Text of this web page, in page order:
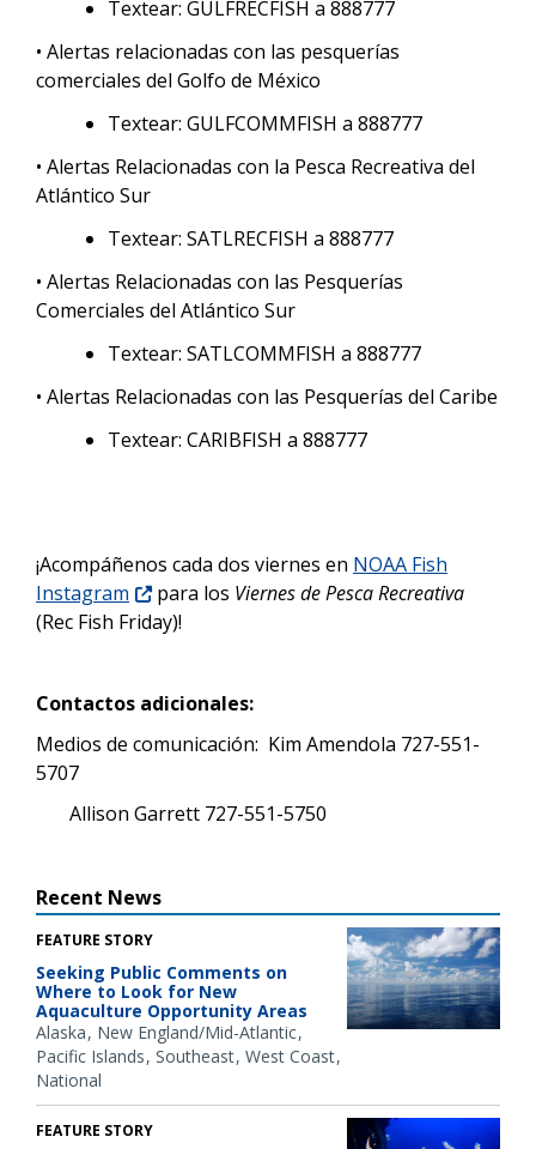
Textear: GULFRECFISH a 888777
• Alertas relacionadas con las pesquerías
comerciales del Golfo de México
Textear: GULFCOMMFISH a 888777
• Alertas Relacionadas con la Pesca Recreativa del
Atlántico Sur
Textear: SATLRECFISH a 888777
• Alertas Relacionadas con las Pesquerías
Comerciales del Atlántico Sur
Textear: SATLCOMMFISH a 888777
• Alertas Relacionadas con las Pesquerías del Caribe
Textear: CARIBFISH a 888777
¡Acompáñenos cada dos viernes en NOAA Fish
Instagram
para los Viernes de Pesca Recreativa
(Rec Fish Friday)!
Contactos adicionales:
Medios de comunicación: Kim Amendola 727-551-
5707
Allison Garrett 727-551-5750
Recent News
FEATURE STORY
Seeking Public Comments on
Where to Look for New
Aquaculture Opportunity Areas
Alaska New England/Mid-Atlantic
Pacific Islands Southeast West Coast
National
FEATURE STORY